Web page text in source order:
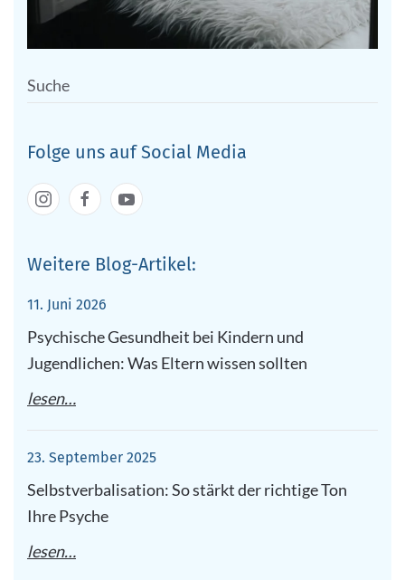
Folge uns auf Social Media
Weitere Blog-Artikel:
11. Juni 2026
Psychische Gesundheit bei Kindern und
Jugendlichen: Was Eltern wissen sollten
lesen…
23. September 2025
Selbstverbalisation: So stärkt der richtige Ton
Ihre Psyche
lesen…